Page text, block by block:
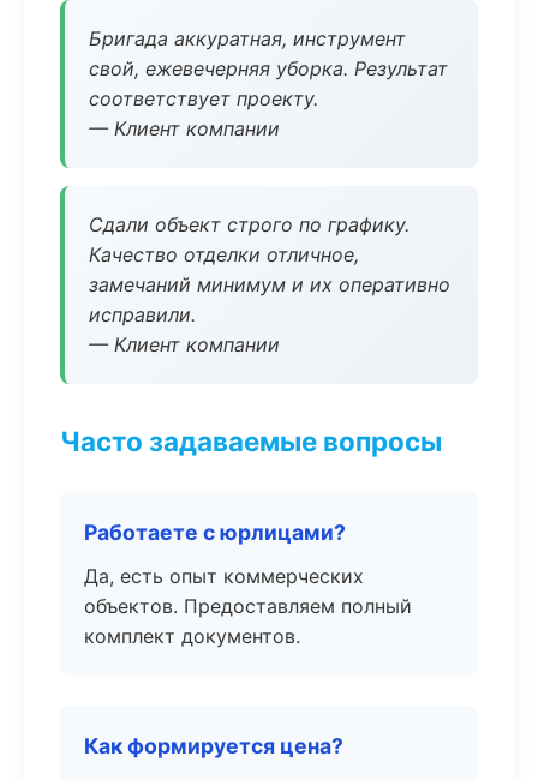
Бригада аккуратная, инструмент
свой, ежевечерняя уборка. Результат
соответствует проекту.
— Клиент компании
Сдали объект строго по графику.
Качество отделки отличное,
замечаний минимум и их оперативно
исправили.
— Клиент компании
Часто задаваемые вопросы
Работаете с юрлицами?
Да, есть опыт коммерческих
объектов. Предоставляем полный
комплект документов.
Как формируется цена?